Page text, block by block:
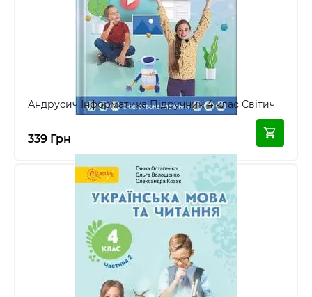
Андрусич Інформатика Підручник 4 клас Світич
339 Грн